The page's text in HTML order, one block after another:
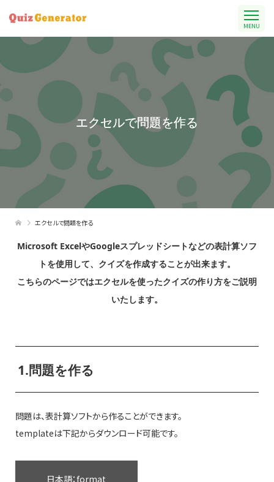
MENU
エクセルで問題を作る
エクセルで問題を作る
Microsoft ExcelやGoogleスプレッドシートなどの表計算ソフ
トを使用して、クイズを作成することが出来ます。
こちらのページではエクセルを使ったクイズの作り方をご説明
いたします。
1.問題を作る
問題は、表計算ソフトから作ることができます。
templateは下記からダウンロード可能です。
日本語：format